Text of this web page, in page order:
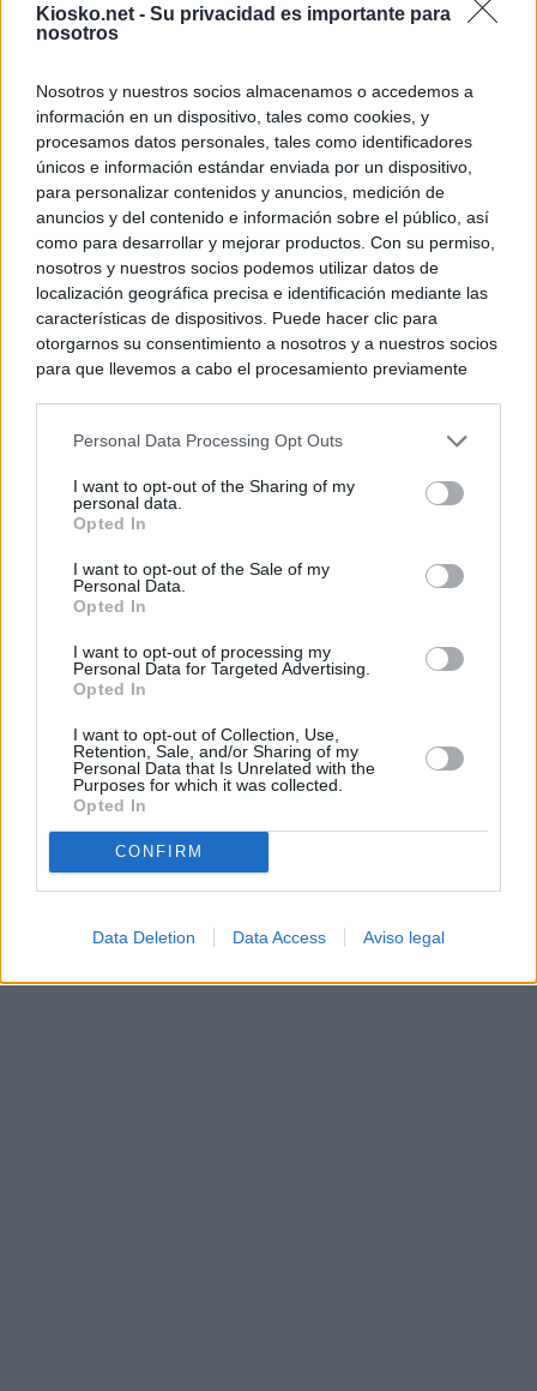
Kiosko.net - Su privacidad es importante para
nosotros
Nosotros y nuestros socios almacenamos o accedemos a
información en un dispositivo, tales como cookies, y
procesamos datos personales, tales como identificadores
únicos e información estándar enviada por un dispositivo,
para personalizar contenidos y anuncios, medición de
anuncios y del contenido e información sobre el público, así
como para desarrollar y mejorar productos. Con su permiso,
nosotros y nuestros socios podemos utilizar datos de
localización geográfica precisa e identificación mediante las
características de dispositivos. Puede hacer clic para
otorgarnos su consentimiento a nosotros y a nuestros socios
para que llevemos a cabo el procesamiento previamente
negar su consentimiento. Tenga en cuenta que algún
de su consentimiento, pero usted tiene el derecho de
rechazar tal procesamiento. Sus preferencias se aplicarán
cualquier momento entrando de nuevo en este sitio web o
visitando nuestra política de privacidad.
Personal Data Processing Opt Outs
I want to opt-out of the Sharing of my
personal data.
Opted In
I want to opt-out of the Sale of my
Personal Data.
Opted In
I want to opt-out of processing my
Personal Data for Targeted Advertising.
Opted In
I want to opt-out of Collection, Use,
Retention, Sale, and/or Sharing of my
Personal Data that Is Unrelated with the
Purposes for which it was collected.
Opted In
CONFIRM
Data Deletion Data Access Aviso legal